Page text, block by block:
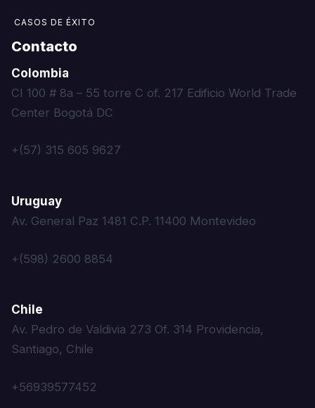
CASOS DE ÉXITO
Contacto
Colombia
CI 100 # 8a – 55 torre C of. 217 Edificio World Trade
Center Bogotá DC
+(57) 315 605 9627
Uruguay
Av. General Paz 1481 C.P. 11400 Montevideo
+(598) 2600 8854
Chile
Av. Pedro de Valdivia 273 Of. 314 Providencia,
Santiago, Chile
+56939577452‬